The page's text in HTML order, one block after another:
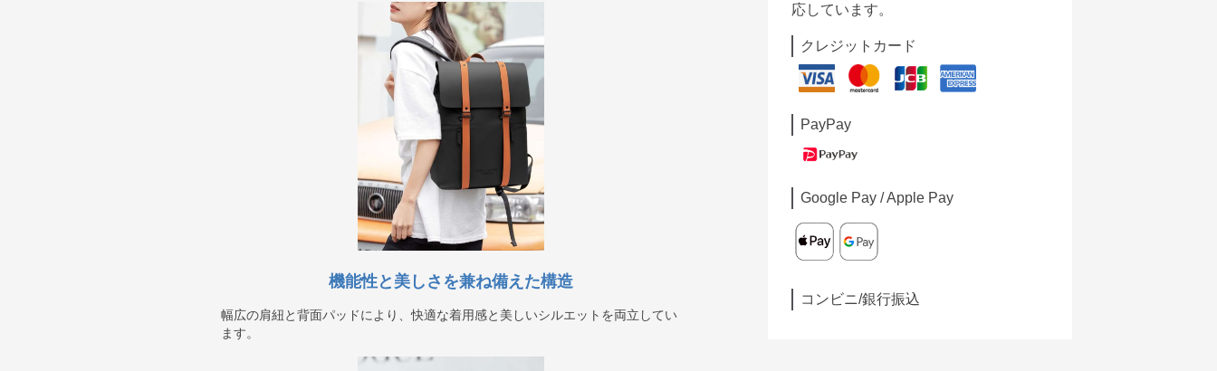
機能性と美しさを兼ね備えた構造
幅広の肩紐と背面パッドにより、快適な着用感と美しいシルエットを両立してい
ます。
応しています。
クレジットカード
PayPay
Google Pay / Apple Pay
コンビニ/銀行振込